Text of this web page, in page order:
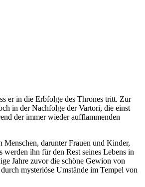
er in die Erbfolge des Thrones tritt. Zur
in der Nachfolge der Vartori, die einst
der immer wieder aufflammenden
darunter Frauen und Kinder,
ihn für den Rest seines Lebens in
Jahre zuvor die schöne Gewion von
mysteriöse Umstände im Tempel von